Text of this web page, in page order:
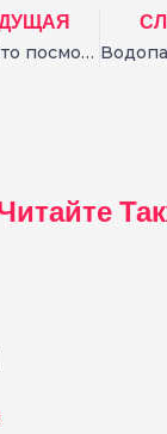
Ханой: Что посмотреть за один день